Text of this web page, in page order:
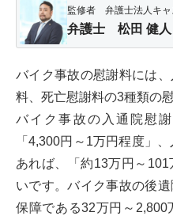
監修者 弁護士法人キャ
弁護士 松田 健人
バイク事故の慰謝料には
料、死亡慰謝料の3種類の
バイク事故の入通院慰
「4,300円～1万円程度」
あれば、「約13万円～
いです。バイク事故の後
保障である32万円～